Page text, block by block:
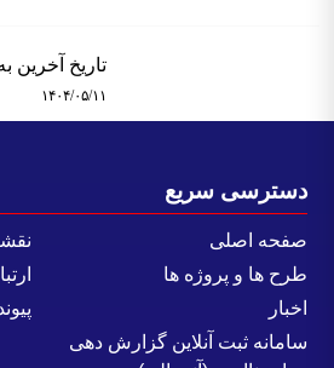
تاریخ آخرین
۱۴۰۴/۰۵/۱۱
سریع
اصلی
ها و پروژه ها
ثبت آنلاین گزارش دهی
نقشه
ارتباط
پیوندها